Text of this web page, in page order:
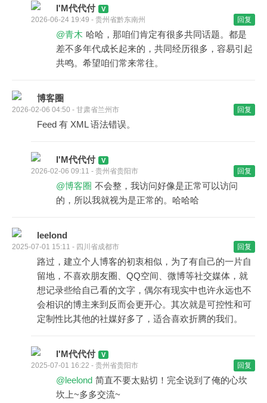
I'M代代付
2026-06-24 19:49 - 贵州省黔东南州 回复
@青木 哈哈，那咱们肯定有很多共同话题。都是
差不多年代成长起来的，共同经历很多，容易引起
共鸣。希望咱们常来常往。
博客圈
2026-02-06 04:50 - 甘肃省兰州市 回复
Feed 有 XML 语法错误。
I'M代代付
2026-02-06 09:11 - 贵州省贵阳市 回复
@博客圈 不会整，我访问好像是正常可以访问
的，所以我就视为是正常的。哈哈哈
leelond
2025-07-01 15:11 - 四川省成都市 回复
路过，建立个人博客的初衷相似，为了有自己的一片自
留地，不喜欢朋友圈、QQ空间、微博等社交媒体，就
想记录些给自己看的文字，偶尔有现实中也许永远也不
会相识的博主来到反而会更开心。其次就是可控性和可
定制性比其他的社媒好多了，适合喜欢折腾的我们。
I'M代代付
2025-07-01 16:22 - 贵州省贵阳市 回复
@leelond 简直不要太贴切！完全说到了俺的心坎
坎上~多多交流~